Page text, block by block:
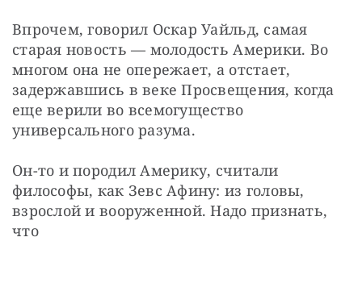
Впрочем, говорил Оскар Уайльд, самая
старая новость — молодость Америки. Во
многом она не опережает, а отстает,
задержавшись в веке Просвещения, когда
еще верили во всемогущество
универсального разума.
Он-то и породил Америку, считали
философы, как Зевс Афину: из головы,
взрослой и вооруженной. Надо признать,
что